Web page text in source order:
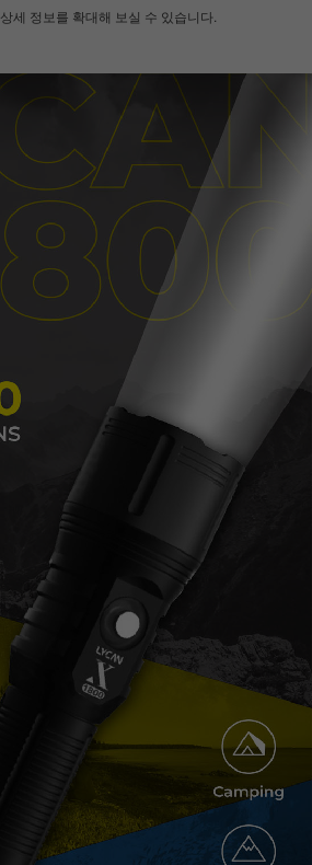
페이코 ID로 페
PAYCO 바로
상세 정보를 확대해 보실 수 있습니다.